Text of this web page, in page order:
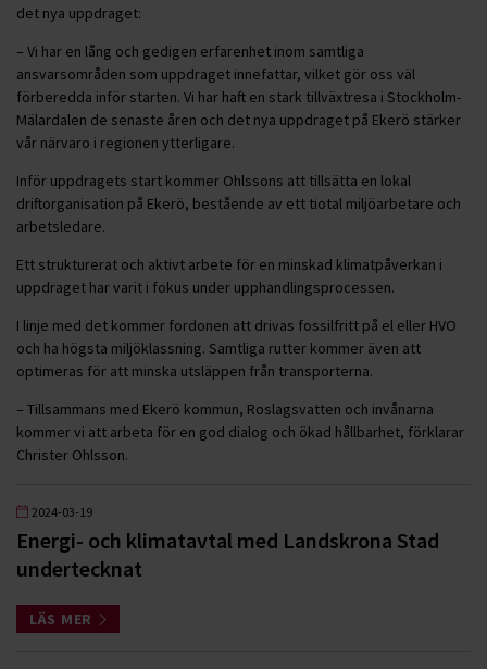
det nya uppdraget:
– Vi har en lång och gedigen erfarenhet inom samtliga
ansvarsområden som uppdraget innefattar, vilket gör oss väl
förberedda inför starten. Vi har haft en stark tillväxtresa i Stockholm-
Mälardalen de senaste åren och det nya uppdraget på Ekerö stärker
vår närvaro i regionen ytterligare.
Inför uppdragets start kommer Ohlssons att tillsätta en lokal
driftorganisation på Ekerö, bestående av ett tiotal miljöarbetare och
arbetsledare.
Ett strukturerat och aktivt arbete för en minskad klimatpåverkan i
uppdraget har varit i fokus under upphandlingsprocessen.
I linje med det kommer fordonen att drivas fossilfritt på el eller HVO
och ha högsta miljöklassning. Samtliga rutter kommer även att
optimeras för att minska utsläppen från transporterna.
– Tillsammans med Ekerö kommun, Roslagsvatten och invånarna
kommer vi att arbeta för en god dialog och ökad hållbarhet, förklarar
Christer Ohlsson.
2024-03-19
Energi- och klimatavtal med Landskrona Stad
undertecknat
LÄS MER